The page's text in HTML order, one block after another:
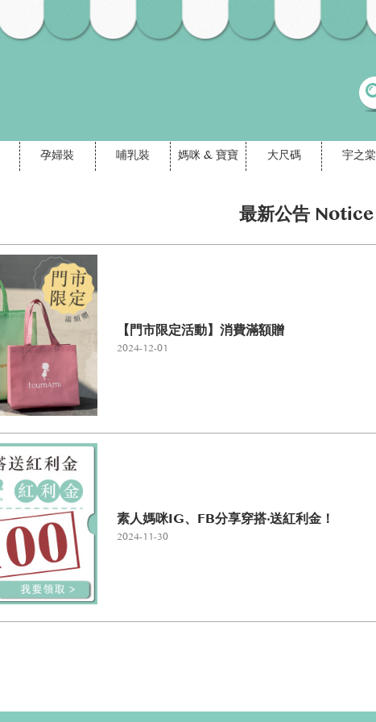
孕婦裝 哺乳裝 媽咪 & 寶寶 大尺碼 宇之棠
最新公告 Notice
【門市限定活動】消費滿額贈
2024-12-01
素人媽咪IG、FB分享穿搭‧送紅利金！
2024-11-30